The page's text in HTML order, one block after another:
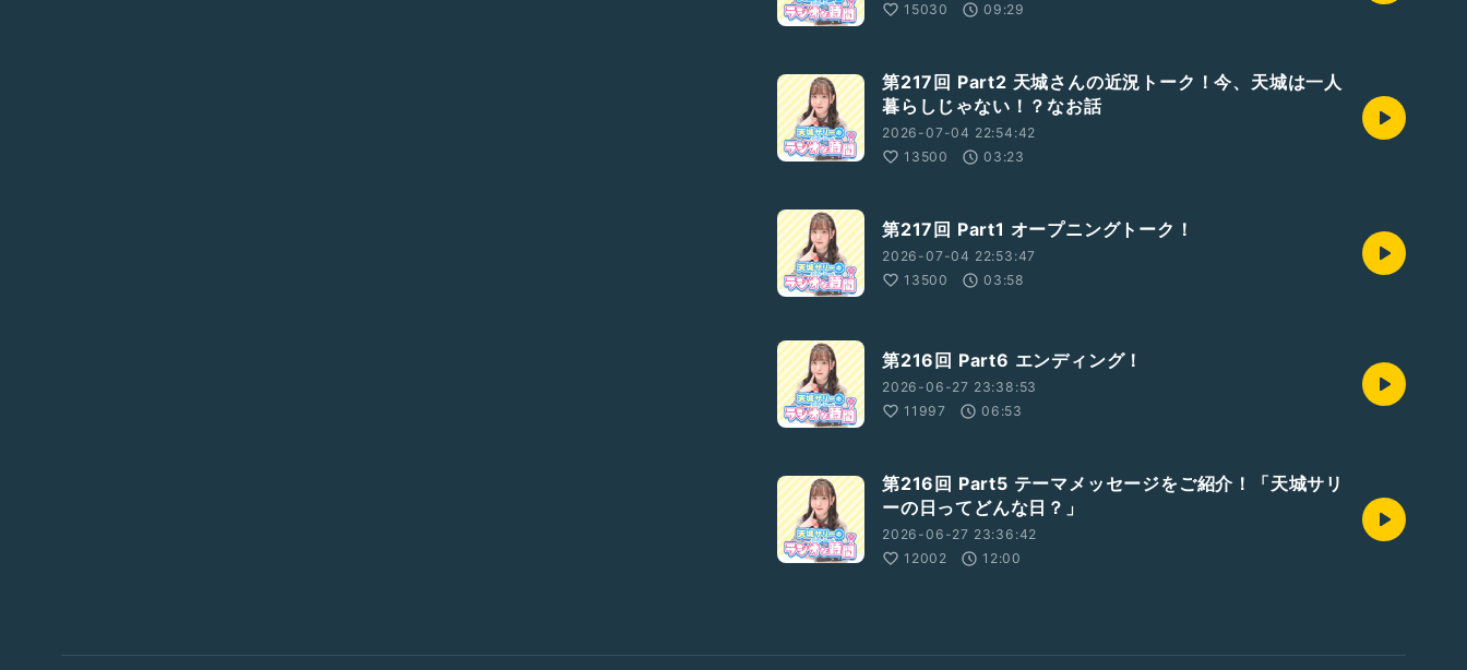
15030
09:29
第217回 Part2 天城さんの近況トーク！今、天城は一人
暮らしじゃない！？なお話
2026-07-04 22:54:42
13500
03:23
第217回 Part1 オープニングトーク！
2026-07-04 22:53:47
13500
03:58
第216回 Part6 エンディング！
2026-06-27 23:38:53
11997
06:53
第216回 Part5 テーマメッセージをご紹介！「天城サリ
ーの日ってどんな日？」
2026-06-27 23:36:42
12002
12:00